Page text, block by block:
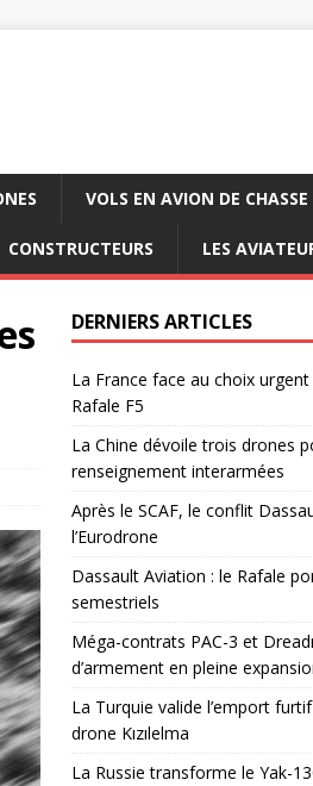
VOLS EN AVION DE CHASSE
CONSTRUCTEURS LES
DERNIERS ARTICLES
La France face au choix
Rafale F5
La Chine dévoile trois drones
renseignement interarmées
Après le SCAF, le conflit
l’Eurodrone
Dassault Aviation : le Rafale
semestriels
Méga-contrats PAC-3 et
d’armement en pleine
La Turquie valide l’emport
drone Kızılelma
La Russie transforme le Yak-